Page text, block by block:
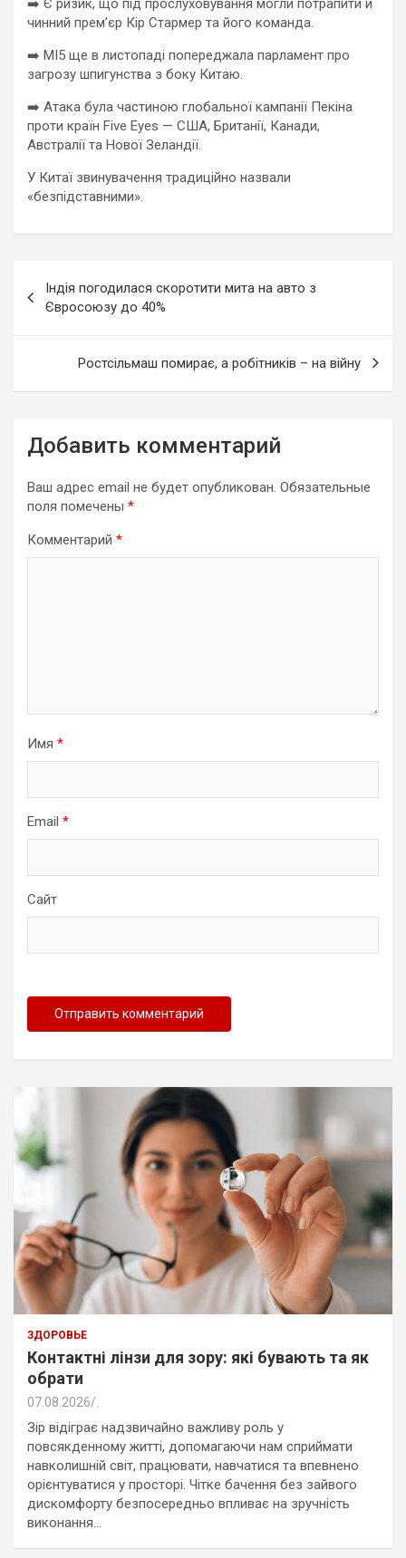
➡️ Є ризик, що під прослуховування могли потрапити й
чинний прем’єр Кір Стармер та його команда.
➡️ MI5 ще в листопаді попереджала парламент про
загрозу шпигунства з боку Китаю.
➡️ Атака була частиною глобальної кампанії Пекіна
проти країн Five Eyes — США, Британії, Канади,
Австралії та Нової Зеландії.
У Китаї звинувачення традиційно назвали
«безпідставними».
по
записям
Індія погодилася скоротити мита на авто з
Євросоюзу до 40%
Ростсільмаш помирає, а робітників – на війну
Добавить комментарий
Ваш адрес email не будет опубликован. Обязательные
поля помечены *
Комментарий *
Имя *
Email *
Сайт
ЗДОРОВЬЕ
Контактні лінзи для зору: які бувають та як
обрати
07.08.2026
Зір відіграє надзвичайно важливу роль у
повсякденному житті, допомагаючи нам сприймати
навколишній світ, працювати, навчатися та впевнено
орієнтуватися у просторі. Чітке бачення без зайвого
дискомфорту безпосередньо впливає на зручність
виконання…